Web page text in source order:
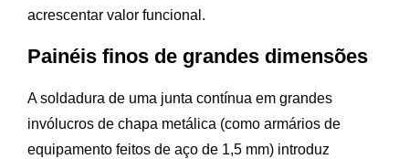
acrescentar valor funcional.
Painéis finos de grandes dimensões
A soldadura de uma junta contínua em grandes
invólucros de chapa metálica (como armários de
equipamento feitos de aço de 1,5 mm) introduz